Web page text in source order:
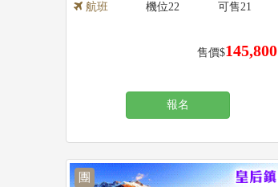
航班
售價$145,800
機位22 可售21
報名
團